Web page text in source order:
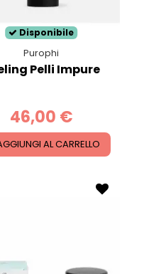
Disponibile
Purophi
Pelli Impure
46,00 €
AL CARRELLO